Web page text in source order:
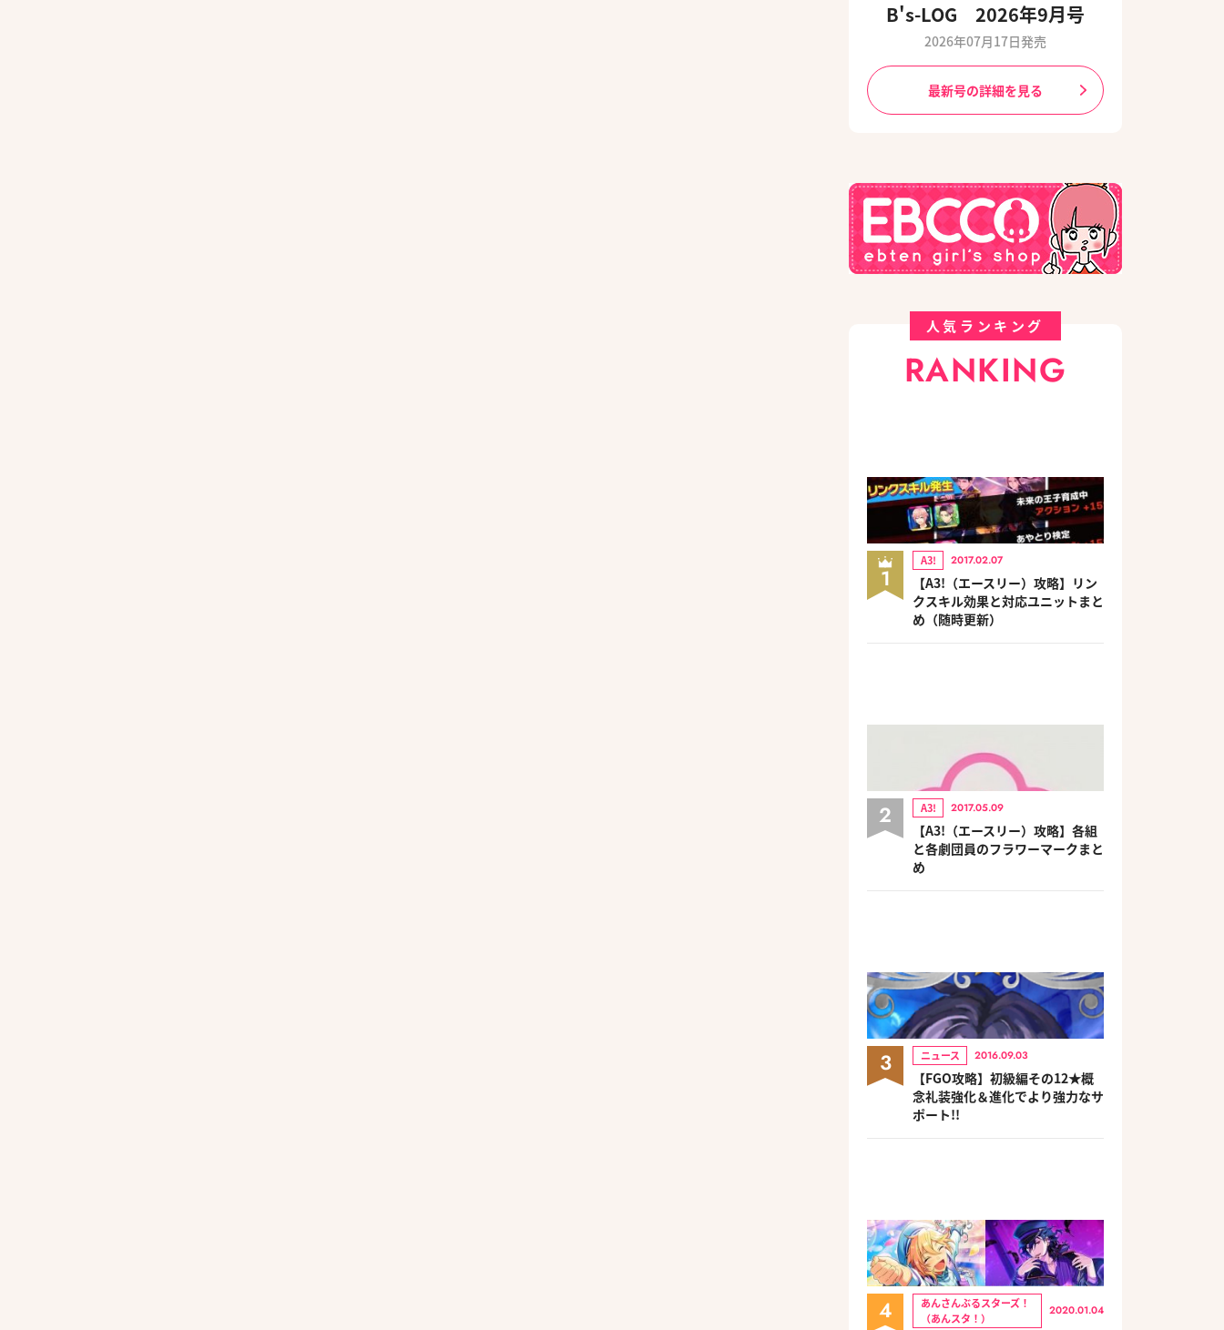
B's-LOG 2026年9月号
2026年07月17日発売
最新号の詳細を見る
人気ランキング
RANKING
1
A3! 2017.02.07
【A3!（エースリー）攻略】リン
クスキル効果と対応ユニットまと
め（随時更新）
2 A3! 2017.05.09
【A3!（エースリー）攻略】各組
と各劇団員のフラワーマークまと
め
3 ニュース 2016.09.03
【FGO攻略】初級編その12★概
念礼装強化＆進化でより強力なサ
ポート!!
4
あんさんぶるスターズ！
（あんスタ！）
2020.01.04